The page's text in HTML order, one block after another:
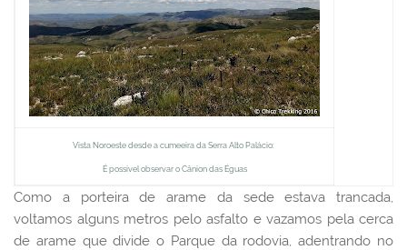
Vista Noroeste desde a cumeeira da Serra Alto Palácio:
É possível observar o Cânion das Éguas
Como a porteira de arame da sede estava trancada,
voltamos alguns metros pelo asfalto e vazamos pela cerca
de arame que divide o Parque da rodovia, adentrando no